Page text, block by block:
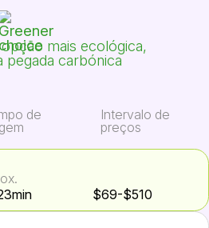
mais ecológica,
pegada carbónica
de
Intervalo de
preços
$69-$510